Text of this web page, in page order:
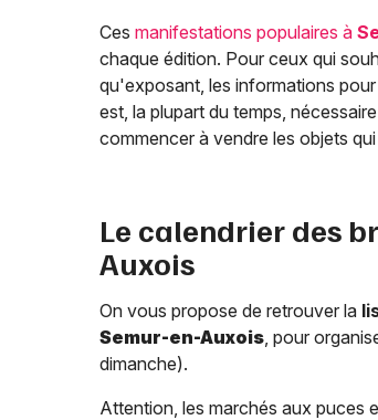
Ces manifestations populaires à
chaque édition. Pour ceux qui
qu'exposant, les informations
est, la plupart du temps,
commencer à vendre les objets
Le calendrier des
Auxois
On vous propose de retrouver la
Semur-en-Auxois , pour
dimanche).
Attention, les marchés aux puces